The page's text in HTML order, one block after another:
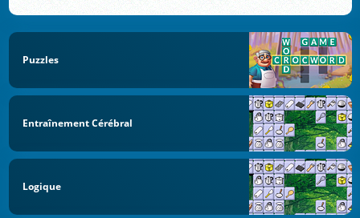
Puzzles
Entraînement Cérébral
Logique